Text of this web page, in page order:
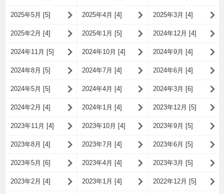
2025年5月 [5] 2025年4月 [4] 2025年3月 [4]
2025年2月 [4] 2025年1月 [5] 2024年12月 [4]
2024年11月 [5] 2024年10月 [4] 2024年9月 [4]
2024年8月 [5] 2024年7月 [4] 2024年6月 [4]
2024年5月 [5] 2024年4月 [4] 2024年3月 [6]
2024年2月 [4] 2024年1月 [4] 2023年12月 [5]
2023年11月 [4] 2023年10月 [4] 2023年9月 [5]
2023年8月 [4] 2023年7月 [4] 2023年6月 [5]
2023年5月 [6] 2023年4月 [4] 2023年3月 [5]
2023年2月 [4] 2023年1月 [4] 2022年12月 [5]